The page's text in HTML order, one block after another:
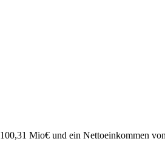
100,31 Mio€ und ein Nettoeinkommen von